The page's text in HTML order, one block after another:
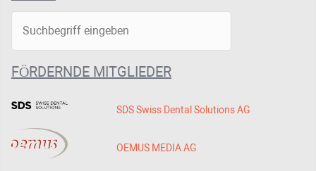
FÖRDERNDE MITGLIEDER
SDS Swiss Dental Solutions AG
OEMUS MEDIA AG